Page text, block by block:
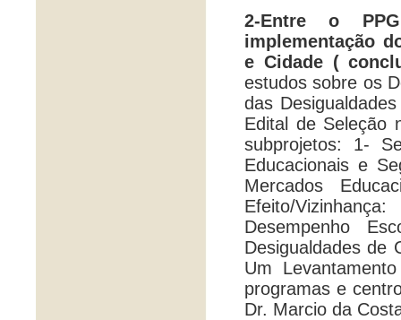
2-Entre o
implementação
e Cidade (
estudos sobre os
das
Edital de Seleção
subprojetos: 1-
Educacionais e
Mercados
Efeito/
Desempenho
Desigualdades de
Um
programas e
Dr. Marcio da